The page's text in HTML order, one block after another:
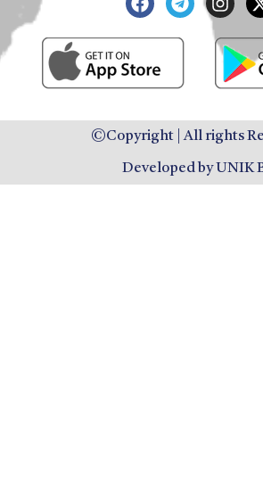
©Copyright | All rights
Developed by UNIK